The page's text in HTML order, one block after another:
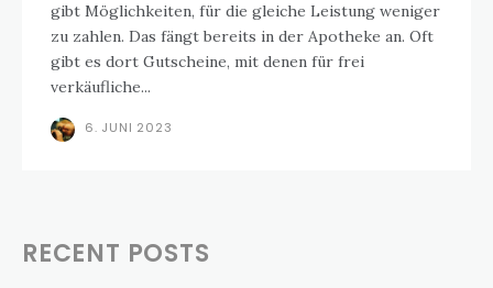
gibt Möglichkeiten, für die gleiche Leistung weniger
zu zahlen. Das fängt bereits in der Apotheke an. Oft
gibt es dort Gutscheine, mit denen für frei
verkäufliche...
6. JUNI 2023
RECENT POSTS